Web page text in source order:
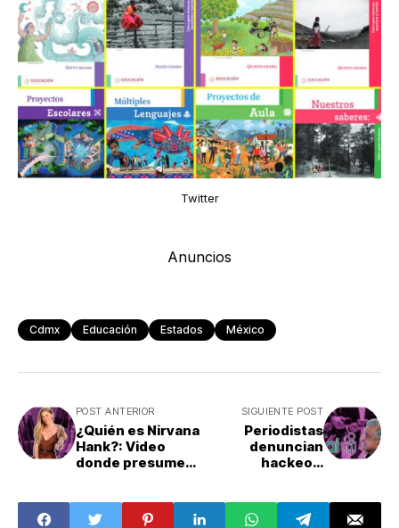
Twitter
Anuncios
Cdmx Educación Estados México
POST ANTERIOR
¿Quién es Nirvana
Hank?: Video
donde presume
SIGUIENTE POST
Periodistas
denuncian
hackeo a